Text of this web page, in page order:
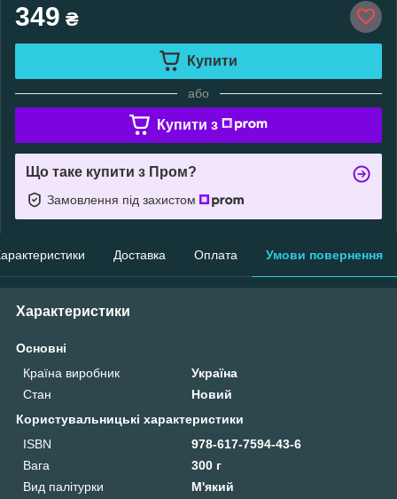
349 ₴
Купити
або
Купити з
Що таке купити з Пром?
Замовлення під захистом
Доставка Оплата Умови повернення
Характеристики
Основні
Країна виробник
Україна
Стан
Новий
Користувальницькі характеристики
ISBN
978-617-7594-43-6
Вага
300 г
Вид палітурки
М'який